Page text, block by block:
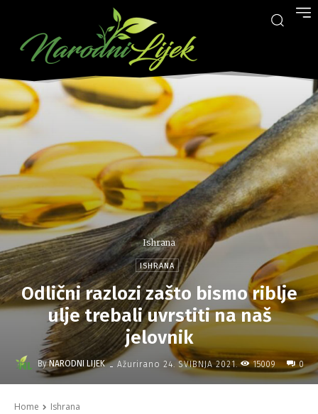
Ishrana
ISHRANA
Odlični razlozi zašto bismo riblje
ulje trebali uvrstiti na naš
jelovnik
By NARODNI LIJEK - Ažurirano 24. SVIBNJA 2021. 15009 0
Home Ishrana